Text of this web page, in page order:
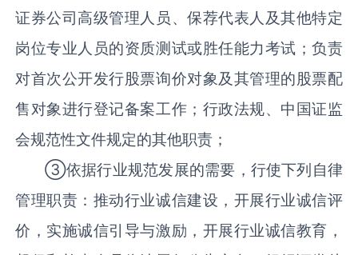
证券公司高级管理人员、保荐代表人及其他特定
岗位专业人员的资质测试或胜任能力考试；负责
对首次公开发行股票询价对象及其管理的股票配
售对象进行登记备案工作；行政法规、中国证监
会规范性文件规定的其他职责；
③依据行业规范发展的需要，行使下列自律
管理职责：推动行业诚信建设，开展行业诚信评
价，实施诚信引导与激励，开展行业诚信教育，